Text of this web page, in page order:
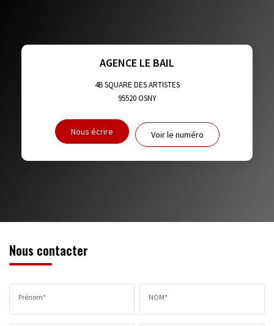
DISTANCE DE L'AÉROPORT : SUPERFICIE :
RESTAURANTS ET CAFÉS COMMERCES
AGENCE LE BAIL
4B SQUARE DES ARTISTES
95520OSNY
Nous écrire Voir le numéro
Nous contacter
Prénom* NOM*